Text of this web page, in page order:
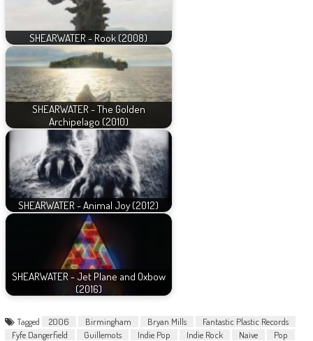
SHEARWATER - Rook (2008)
SHEARWATER - The Golden
Archipelago (2010)
SHEARWATER - Animal Joy (2012)
SHEARWATER - Jet Plane and Oxbow
(2016)
Tagged 2006 Birmingham Bryan Mills
Fantastic Plastic Records
Fyfe Dangerfield
Guillemots Indie Pop Indie Rock Naïve
Pop